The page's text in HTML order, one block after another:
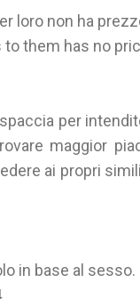
loro non ha
them has no
per
maggior
ai propri
in base al sesso.